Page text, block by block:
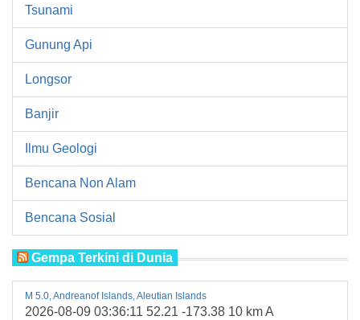
Tsunami
Gunung Api
Longsor
Banjir
Ilmu Geologi
Bencana Non Alam
Bencana Sosial
Gempa Terkini di Dunia
M 5.0, Andreanof Islands, Aleutian Islands
2026-08-09 03:36:11 52.21 -173.38 10 km A